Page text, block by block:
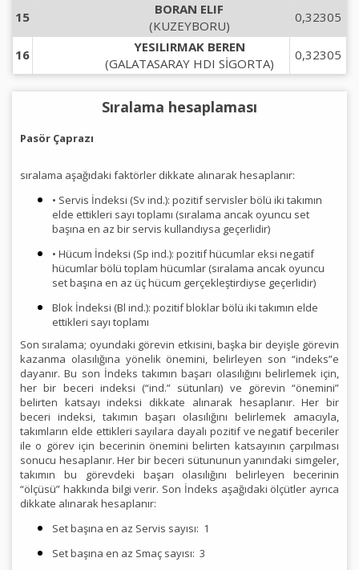
15
BORAN ELIF
(KUZEYBORU)
0,32305
16
YESILIRMAK BEREN
(GALATASARAY HDI SİGORTA)
0,32305
Sıralama hesaplaması
Pasör Çaprazı
sıralama aşağıdaki faktörler dikkate alınarak hesaplanır:
• Servis İndeksi (Sv ind.): pozitif servisler bölü iki takımın
elde ettikleri sayı toplamı (sıralama ancak oyuncu set
başına en az bir servis kullandıysa geçerlidir)
• Hücum İndeksi (Sp ind.): pozitif hücumlar eksi negatif
hücumlar bölü toplam hücumlar (sıralama ancak oyuncu
set başına en az üç hücum gerçekleştirdiyse geçerlidir)
Blok İndeksi (Bl ind.): pozitif bloklar bölü iki takımın elde
ettikleri sayı toplamı
Son sıralama; oyundaki görevin etkisini, başka bir deyişle görevin
kazanma olasılığına yönelik önemini, belirleyen son “indeks”e
dayanır. Bu son İndeks takımın başarı olasılığını belirlemek için,
her bir beceri indeksi (“ind.” sütunları) ve görevin “önemini”
belirten katsayı indeksi dikkate alınarak hesaplanır. Her bir
beceri indeksi, takımın başarı olasılığını belirlemek amacıyla,
takımların elde ettikleri sayılara dayalı pozitif ve negatif beceriler
ile o görev için becerinin önemini belirten katsayının çarpılması
sonucu hesaplanır. Her bir beceri sütununun yanındaki simgeler,
takımın bu görevdeki başarı olasılığını belirleyen becerinin
“ölçüsü” hakkında bilgi verir. Son İndeks aşağıdaki ölçütler ayrıca
dikkate alınarak hesaplanır:
Set başına en az Servis sayısı: 1
Set başına en az Smaç sayısı: 3